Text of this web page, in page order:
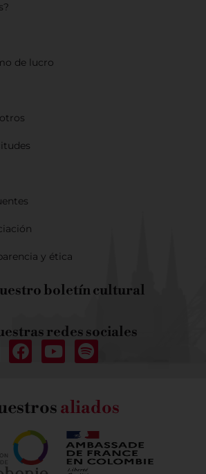
de lucro
y ética
boletín cultural
redes sociales
aliados